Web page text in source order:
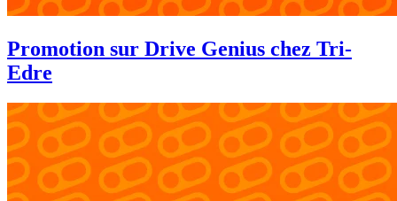
Promotion sur Drive Genius chez Tri-
Edre